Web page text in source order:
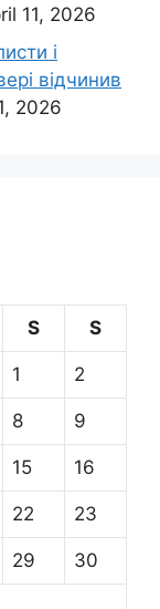
11, 2026
і
відчинив
2026
S S
1 2
8 9
15 16
22 23
29 30